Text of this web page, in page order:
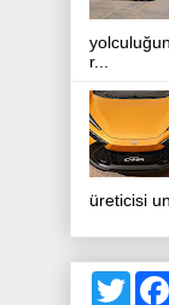
r...
üreticisi
T
w